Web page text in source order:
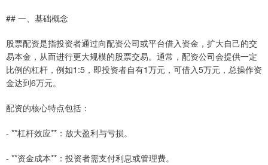
## 一、基础概念
股票配资是指投资者通过向配资公司或平台借入资金，扩大自己的交
易本金，从而进行更大规模的股票交易。通常，配资公司会提供一定
比例的杠杆，例如1:5，即投资者自有1万元，可借入5万元，总操作资
金达到6万元。
配资的核心特点包括：
- **杠杆效应**：放大盈利与亏损。
- **资金成本**：投资者需支付利息或管理费。